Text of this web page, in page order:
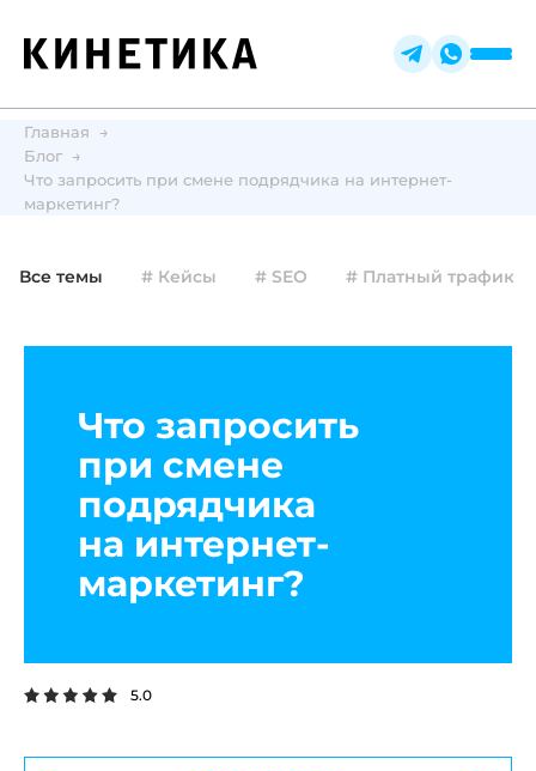
Главная
Блог
Что запросить при смене подрядчика на интернет-
маркетинг?
Все темы # Кейсы # SEO # Платный трафик
Что запросить
при смене
подрядчика
на интернет-
маркетинг?
5.0